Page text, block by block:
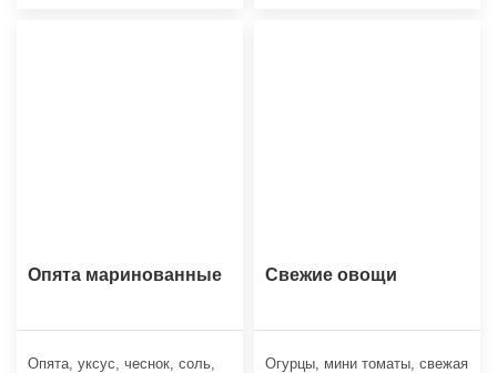
Опята маринованные
Опята, уксус, чеснок, соль,
Свежие овощи
Огурцы, мини томаты, свежая